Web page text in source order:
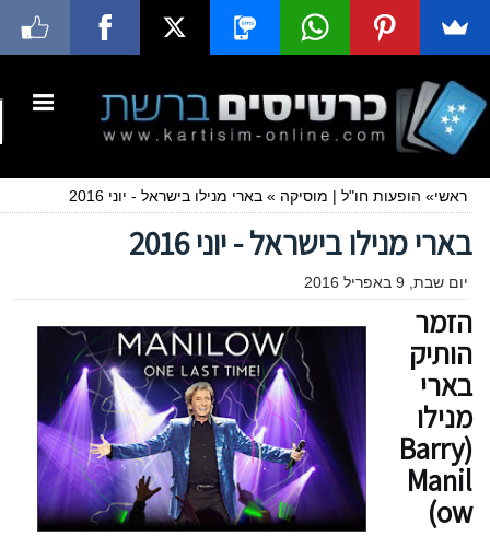
ראשי» הופעות חו"ל | מוסיקה » בארי מנילו בישראל - יוני 2016
בארי מנילו בישראל - יוני 2016
יום שבת, 9 באפריל 2016
הזמר
הותיק
בארי
מנילו
(Barry
Manil
ow)